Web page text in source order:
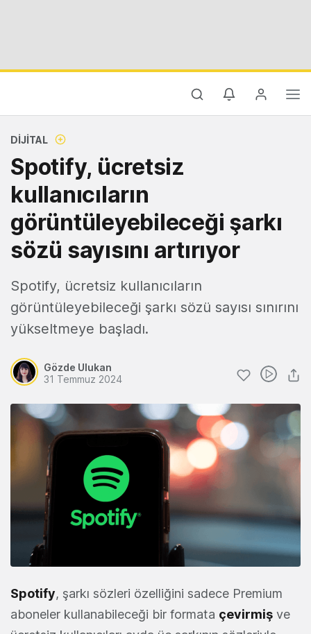
DIJITAL
Spotify, ücretsiz
kullanıcıların
görüntüleyebileceği şarkı
sözü sayısını artırıyor
Spotify, ücretsiz kullanıcıların
görüntüleyebileceği şarkı sözü sayısı sınırını
yükseltmeye başladı.
Gözde Ulukan
31 Temmuz 2024
Spotify, şarkı sözleri özelliğini sadece Premium
aboneler kullanabileceği bir formata çevirmiş ve